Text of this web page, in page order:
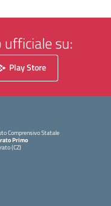
ufficiale su:
Play Store
Comprensivo Statale
Primo
(CZ)